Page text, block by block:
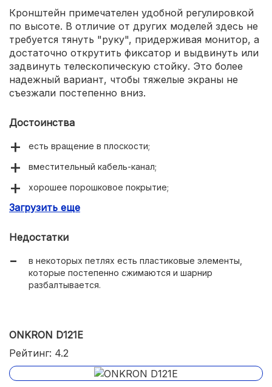
Кронштейн примечателен удобной регулировкой
по высоте. В отличие от других моделей здесь не
требуется тянуть "руку", придерживая монитор, а
достаточно открутить фиксатор и выдвинуть или
задвинуть телескопическую стойку. Это более
надежный вариант, чтобы тяжелые экраны не
съезжали постепенно вниз.
Достоинства
есть вращение в плоскости;
вместительный кабель-канал;
хорошее порошковое покрытие;
простая регулировка по высоте.
Загрузить еще
Недостатки
в некоторых петлях есть пластиковые элементы,
которые постепенно сжимаются и шарнир
разбалтывается.
ONKRON D121E
Рейтинг: 4.2